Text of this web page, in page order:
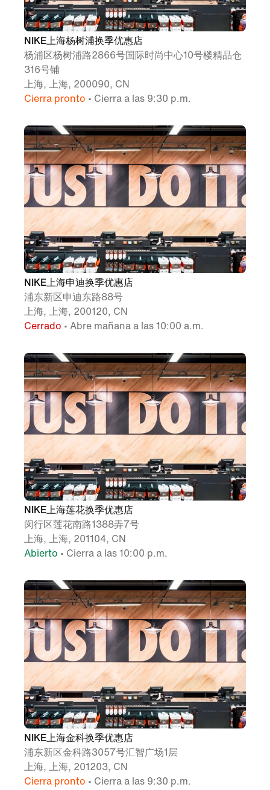
NIKE上海杨树浦换季优惠店
杨浦区杨树浦路2866号国际时尚中心10号楼精品仓
316号铺
上海, 上海, 200090, CN
Cierra pronto • Cierra a las 9:30 p.m.
NIKE上海申迪换季优惠店
浦东新区申迪东路88号
上海, 上海, 200120, CN
Cerrado • Abre mañana a las 10:00 a.m.
NIKE上海莲花换季优惠店
闵行区莲花南路1388弄7号
上海, 上海, 201104, CN
Abierto • Cierra a las 10:00 p.m.
NIKE上海金科换季优惠店
浦东新区金科路3057号汇智广场1层
上海, 上海, 201203, CN
Cierra pronto • Cierra a las 9:30 p.m.